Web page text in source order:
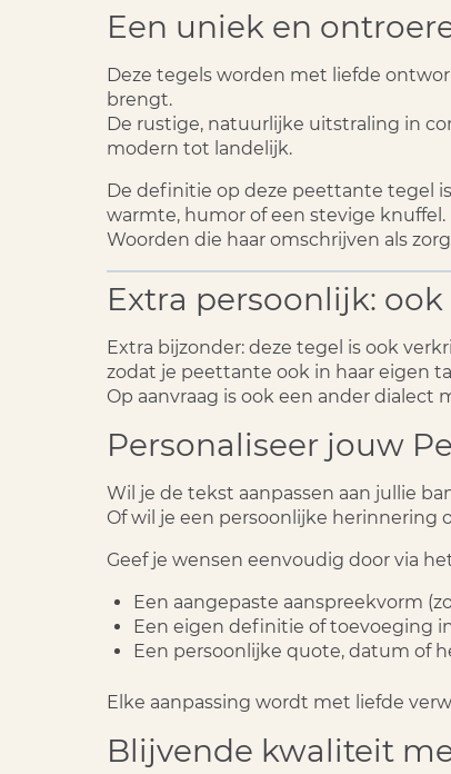
Een uniek en
Deze tegels worden met liefde
brengt.
De rustige, natuurlijke uitstraling in
modern tot landelijk.
De definitie op deze peettante tegel
warmte, humor of een stevige knuffel.
Woorden die haar omschrijven als
Extra persoonlijk:
Extra bijzonder: deze tegel is ook
zodat je peettante ook in haar eigen
Op aanvraag is ook een ander
Personaliseer jouw
Wil je de tekst aanpassen aan jullie
Of wil je een persoonlijke herinnering
Geef je wensen eenvoudig door via
Een aangepaste aanspreekvorm
Een eigen definitie of toevoeging
Een persoonlijke quote, datum of
Elke aanpassing wordt met liefde
Blijvende kwaliteit